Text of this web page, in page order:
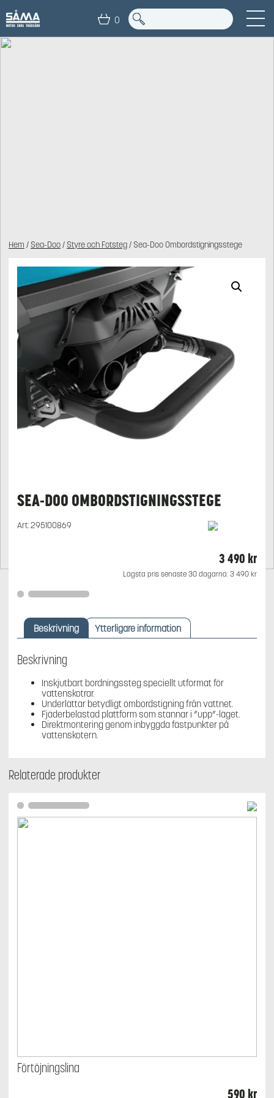
0
Hem / Sea-Doo/ Styre och Fotsteg/ Sea-Doo Ombordstigningsstege
SEA-DOO OMBORDSTIGNINGSSTEGE
Art:295100869
3 490 kr
Lägsta pris senaste 30 dagarna: 3 490 kr
Beskrivning Ytterligare information
Beskrivning
Inskjutbart bordningssteg speciellt utformat för
vattenskotrar.
Underlättar betydligt ombordstigning från vattnet.
Fjäderbelastad plattform som stannar i ”upp”-läget.
Direktmontering genom inbyggda fästpunkter på
vattenskotern.
Relaterade produkter
Förtöjningslina
590 kr